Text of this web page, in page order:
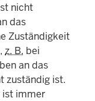
nicht
das
Zuständigkeit
z. B. bei
an das
zuständig ist.
ist immer